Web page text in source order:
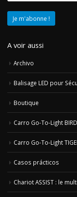
A voir aussi
Archivo
Balisage LED pour
Boutique
Carro Go-To-Light
Carro Go-To-Light
Casos prácticos
Chariot ASSIST : le